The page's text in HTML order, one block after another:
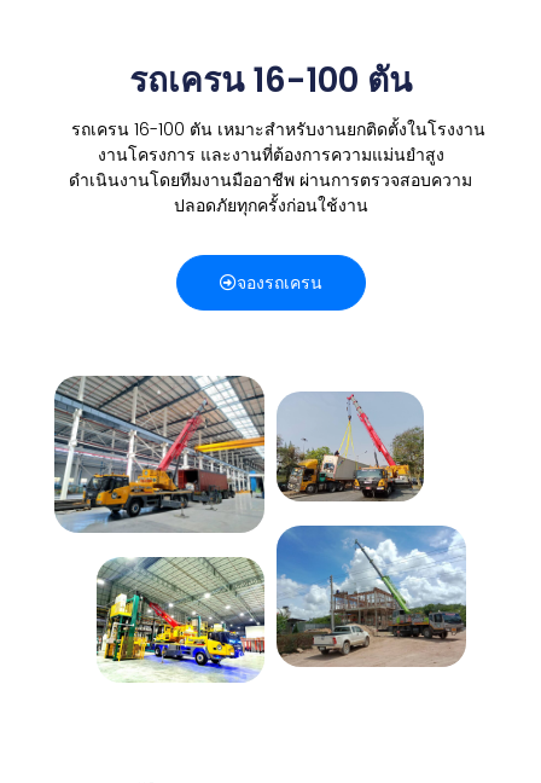
รถเครน 16-100 ตัน
รถเครน 16-100 ตัน เหมาะสำหรับงานยกติดตั้งในโรงงาน
งานโครงการ และงานที่ต้องการความแม่นยำสูง
ดำเนินงานโดยทีมงานมืออาชีพ ผ่านการตรวจสอบความ
ปลอดภัยทุกครั้งก่อนใช้งาน
จองรถเครน